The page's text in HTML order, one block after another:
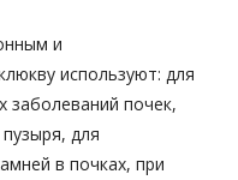
и
используют: для
заболеваний почек,
для
в почках, при